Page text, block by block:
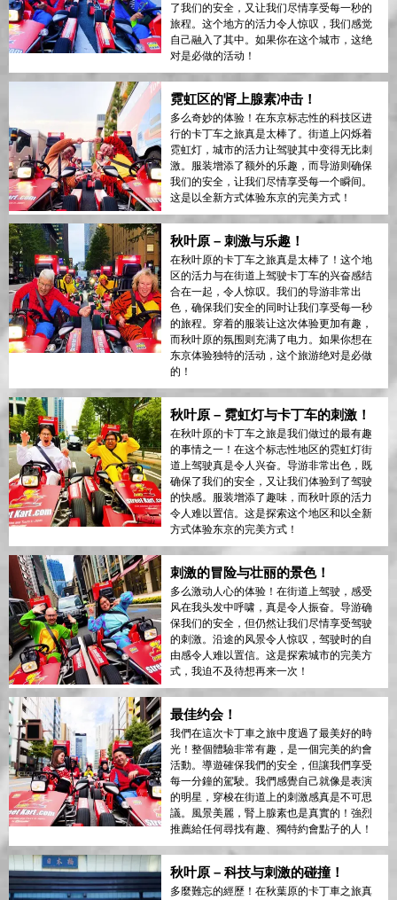
了我们的安全，又让我们尽情享受每一秒的
旅程。这个地方的活力令人惊叹，我们感觉
自己融入了其中。如果你在这个城市，这绝
对是必做的活动！
霓虹区的肾上腺素冲击！
多么奇妙的体验！在东京标志性的科技区进
行的卡丁车之旅真是太棒了。街道上闪烁着
霓虹灯，城市的活力让驾驶其中变得无比刺
激。服装增添了额外的乐趣，而导游则确保
我们的安全，让我们尽情享受每一个瞬间。
这是以全新方式体验东京的完美方式！
秋叶原 – 刺激与乐趣！
在秋叶原的卡丁车之旅真是太棒了！这个地
区的活力与在街道上驾驶卡丁车的兴奋感结
合在一起，令人惊叹。我们的导游非常出
色，确保我们安全的同时让我们享受每一秒
的旅程。穿着的服装让这次体验更加有趣，
而秋叶原的氛围则充满了电力。如果你想在
东京体验独特的活动，这个旅游绝对是必做
的！
秋叶原 – 霓虹灯与卡丁车的刺激！
在秋叶原的卡丁车之旅是我们做过的最有趣
的事情之一！在这个标志性地区的霓虹灯街
道上驾驶真是令人兴奋。导游非常出色，既
确保了我们的安全，又让我们体验到了驾驶
的快感。服装增添了趣味，而秋叶原的活力
令人难以置信。这是探索这个地区和以全新
方式体验东京的完美方式！
刺激的冒险与壮丽的景色！
多么激动人心的体验！在街道上驾驶，感受
风在我头发中呼啸，真是令人振奋。导游确
保我们的安全，但仍然让我们尽情享受驾驶
的刺激。沿途的风景令人惊叹，驾驶时的自
由感令人难以置信。这是探索城市的完美方
式，我迫不及待想再来一次！
最佳约会！
我們在這次卡丁車之旅中度過了最美好的時
光！整個體驗非常有趣，是一個完美的約會
活動。導遊確保我們的安全，但讓我們享受
每一分鐘的駕駛。我們感覺自己就像是表演
的明星，穿梭在街道上的刺激感真是不可思
議。風景美麗，腎上腺素也是真實的！強烈
推薦給任何尋找有趣、獨特約會點子的人！
秋叶原 – 科技与刺激的碰撞！
多麼難忘的經歷！在秋葉原的卡丁車之旅真